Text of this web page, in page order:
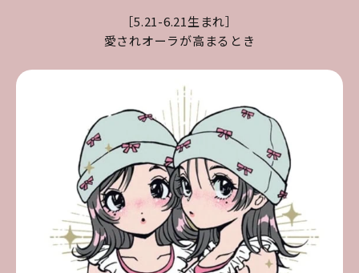
［5.21-6.21生まれ］
愛されオーラが高まるとき